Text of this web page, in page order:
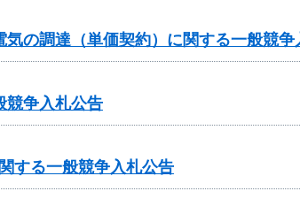
の調達（単価契約）に関する一般競争
競争入札公告
する一般競争入札公告